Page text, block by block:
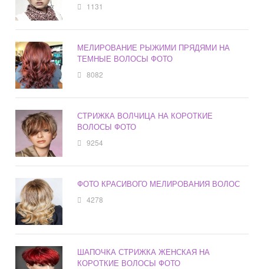
1131
МЕЛИРОВАНИЕ РЫЖИМИ ПРЯДЯМИ НА
ТЕМНЫЕ ВОЛОСЫ ФОТО
8082
СТРИЖКА ВОЛЧИЦА НА КОРОТКИЕ
ВОЛОСЫ ФОТО
9254
ФОТО КРАСИВОГО МЕЛИРОВАНИЯ ВОЛОС
4278
ШАПОЧКА СТРИЖКА ЖЕНСКАЯ НА
КОРОТКИЕ ВОЛОСЫ ФОТО